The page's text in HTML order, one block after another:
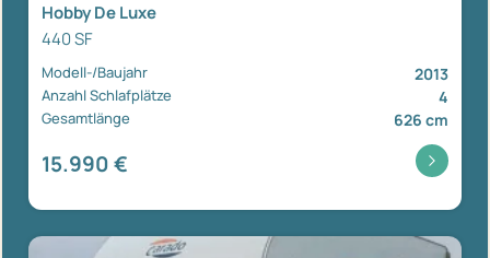
Hobby De Luxe
440 SF
Modell-/Baujahr 2013
Anzahl Schlafplätze 4
Gesamtlänge 626 cm
15.990 €